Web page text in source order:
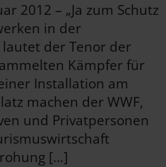
2012 – „Ja zum Schutz
in der
lautet der Tenor der
Kämpfer für
Installation am
machen der WWF,
und Privatpersonen
[…]